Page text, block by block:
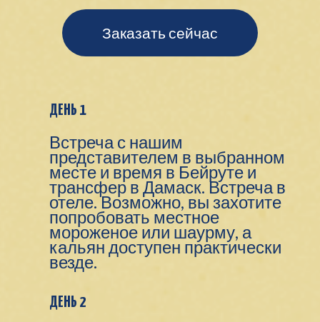
ДЕНЬ 1
Встреча с нашим
представителем в выбранном
месте и время в Бейруте и
трансфер в Дамаск. Встреча в
отеле. Возможно, вы захотите
попробовать местное
мороженое или шаурму, а
кальян доступен практически
везде.
ДЕНЬ 2
Заказать сейчас